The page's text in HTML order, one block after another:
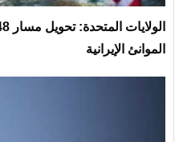
الموانئ الإيرانية